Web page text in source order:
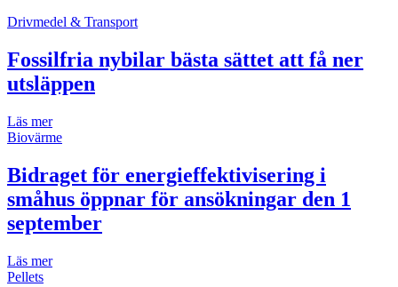
Drivmedel & Transport
Fossilfria nybilar bästa sättet att få ner
utsläppen
Läs mer
Biovärme
Bidraget för energieffektivisering i
småhus öppnar för ansökningar den 1
september
Läs mer
Pellets